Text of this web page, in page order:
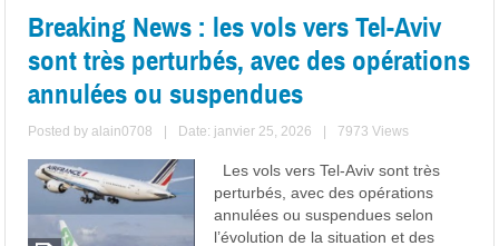
Breaking News : les vols vers Tel-Aviv
sont très perturbés, avec des opérations
annulées ou suspendues
Posted byalain0708 Date: janvier 25, 2026 7973 Views
Les vols vers Tel-Aviv sont très
perturbés, avec des opérations
annulées ou suspendues selon
l’évolution de la situation et des